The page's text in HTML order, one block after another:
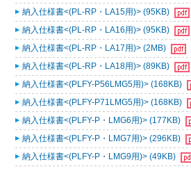
納入仕様書<(PL-RP・LA15用)> (95KB)
納入仕様書<(PL-RP・LA16用)> (95KB)
納入仕様書<(PL-RP・LA17用)> (2MB)
納入仕様書<(PL-RP・LA18用)> (89KB)
納入仕様書<(PLFY-P56LMG5用)> (168KB)
納入仕様書<(PLFY-P71LMG5用)> (168KB)
納入仕様書<(PLFY-P・LMG6用)> (177KB)
納入仕様書<(PLFY-P・LMG7用)> (296KB)
納入仕様書<(PLFY-P・LMG9用)> (49KB)